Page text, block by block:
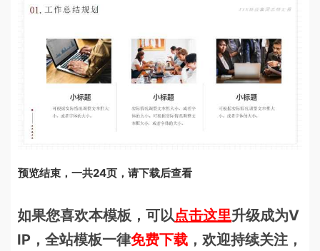
预览结束，一共24页，请下载后查看
如果您喜欢本模板，可以点击这里升级成为V
IP，全站模板一律免费下载 ，欢迎持续关注，